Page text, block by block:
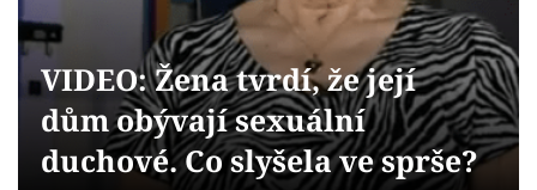
Videa
Sledujte prima+
VIDEO: Žena tvrdí, že její
dům obývají sexuální
duchové. Co slyšela ve sprše?